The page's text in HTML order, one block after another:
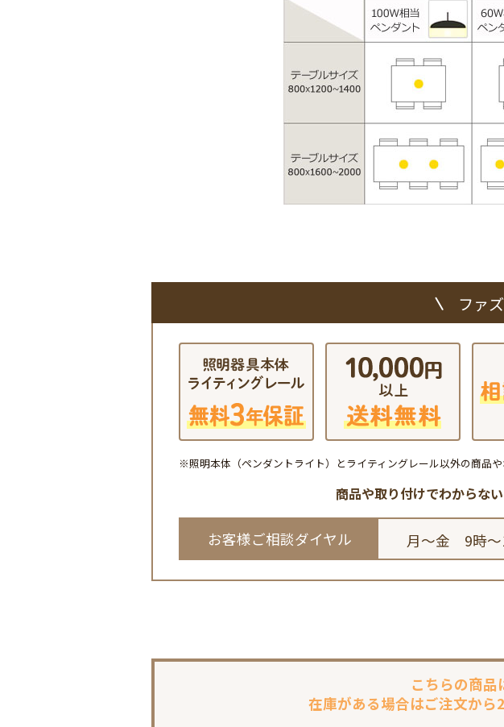
ファ
※照明本体（ペンダントライト）とライティングレール以外の商品
商品や取り付けでわからない
お客様ご相談ダイヤル 月～金 9時～
こちらの商品
在庫がある場合はご注文から